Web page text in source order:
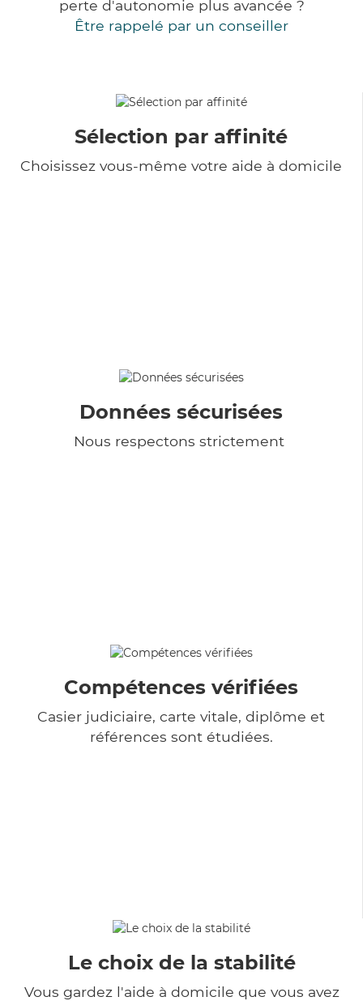
perte d'autonomie plus avancée ?
Être rappelé par un conseiller
Sélection par affinité
Choisissez vous-même votre aide à domicile
Données sécurisées
Nous respectons strictement
Compétences vérifiées
Casier judiciaire, carte vitale, diplôme et
références sont étudiées.
Le choix de la stabilité
Vous gardez l'aide à domicile que vous avez